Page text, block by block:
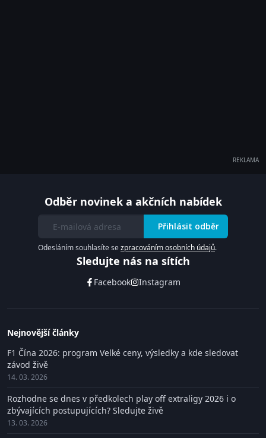
REKLAMA
Odběr novinek a akčních nabídek
Přihlásit odběr
Odesláním souhlasíte sezpracováním osobních údajů.
Sledujte nás na sítích
Facebook Instagram
Nejnovější články
F1 Čína 2026: program Velké ceny, výsledky a kde sledovat
závod živě
14. 03. 2026
Rozhodne se dnes v předkolech play off extraligy 2026 i o
zbývajících postupujících? Sledujte živě
13. 03. 2026